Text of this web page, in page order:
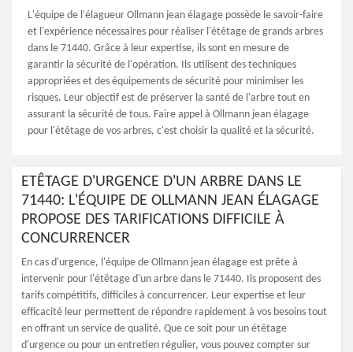
L'équipe de l'élagueur Ollmann jean élagage possède le savoir-faire
et l'expérience nécessaires pour réaliser l'étêtage de grands arbres
dans le 71440. Grâce à leur expertise, ils sont en mesure de
garantir la sécurité de l'opération. Ils utilisent des techniques
appropriées et des équipements de sécurité pour minimiser les
risques. Leur objectif est de préserver la santé de l'arbre tout en
assurant la sécurité de tous. Faire appel à Ollmann jean élagage
pour l'étêtage de vos arbres, c'est choisir la qualité et la sécurité.
ETÊTAGE D'URGENCE D'UN ARBRE DANS LE
71440: L'ÉQUIPE DE OLLMANN JEAN ÉLAGAGE
PROPOSE DES TARIFICATIONS DIFFICILE À
CONCURRENCER
En cas d'urgence, l'équipe de Ollmann jean élagage est prête à
intervenir pour l'étêtage d'un arbre dans le 71440. Ils proposent des
tarifs compétitifs, difficiles à concurrencer. Leur expertise et leur
efficacité leur permettent de répondre rapidement à vos besoins tout
en offrant un service de qualité. Que ce soit pour un étêtage
d'urgence ou pour un entretien régulier, vous pouvez compter sur